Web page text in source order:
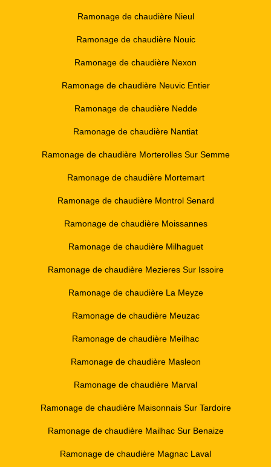
Ramonage de chaudière Nieul
Ramonage de chaudière Nouic
Ramonage de chaudière Nexon
Ramonage de chaudière Neuvic Entier
Ramonage de chaudière Nedde
Ramonage de chaudière Nantiat
Ramonage de chaudière Morterolles Sur Semme
Ramonage de chaudière Mortemart
Ramonage de chaudière Montrol Senard
Ramonage de chaudière Moissannes
Ramonage de chaudière Milhaguet
Ramonage de chaudière Mezieres Sur Issoire
Ramonage de chaudière La Meyze
Ramonage de chaudière Meuzac
Ramonage de chaudière Meilhac
Ramonage de chaudière Masleon
Ramonage de chaudière Marval
Ramonage de chaudière Maisonnais Sur Tardoire
Ramonage de chaudière Mailhac Sur Benaize
Ramonage de chaudière Magnac Laval